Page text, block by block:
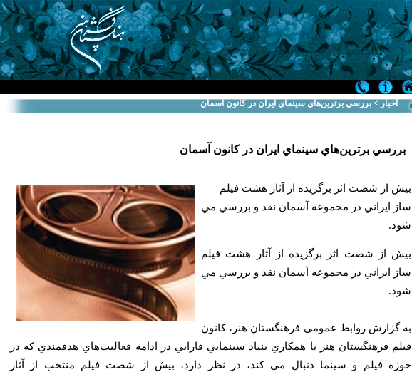
اخبار > بررسي برترين‌هاي سينماي ايران در كانون آسمان
بررسي برترين‌هاي سينماي ايران در كانون آسمان
بيش از شصت اثر برگزيده از آثار هشت فيلم
ساز ايراني در مجموعه آسمان نقد و بررسي مي
شود.
بيش از شصت اثر برگزيده از آثار هشت فيلم
ساز ايراني در مجموعه آسمان نقد و بررسي مي
شود.
به گزارش روابط عمومي فرهنگستان هنر، كانون
فيلم فرهنگستان هنر با همكاري بنياد سينمايي فارابي در ادامه فعاليت‌هاي هدفمندي كه در
حوزه فيلم و سينما دنبال مي كند، در نظر دارد، بيش از شصت فيلم منتخب از آثار